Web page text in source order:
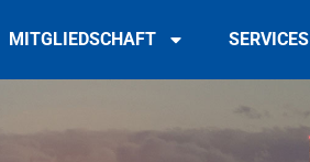
MITGLIEDSCHAFT SERVICES